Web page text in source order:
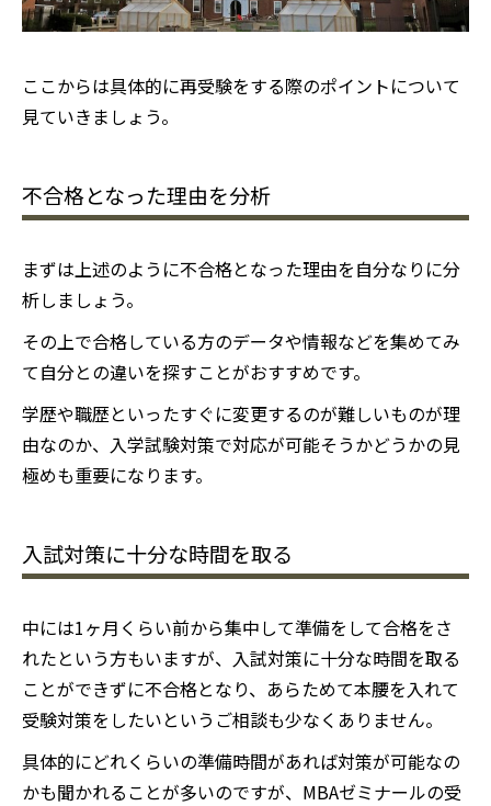
ここからは具体的に再受験をする際のポイントについて
見ていきましょう。
不合格となった理由を分析
まずは上述のように不合格となった理由を自分なりに分
析しましょう。
その上で合格している方のデータや情報などを集めてみ
て自分との違いを探すことがおすすめです。
学歴や職歴といったすぐに変更するのが難しいものが理
由なのか、入学試験対策で対応が可能そうかどうかの見
極めも重要になります。
入試対策に十分な時間を取る
中には1ヶ月くらい前から集中して準備をして合格をさ
れたという方もいますが、入試対策に十分な時間を取る
ことができずに不合格となり、あらためて本腰を入れて
受験対策をしたいというご相談も少なくありません。
具体的にどれくらいの準備時間があれば対策が可能なの
かも聞かれることが多いのですが、MBAゼミナールの受